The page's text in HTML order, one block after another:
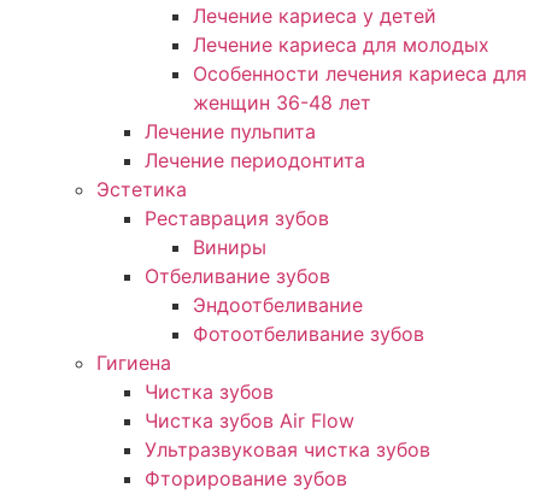
Лечение кариеса у детей
Лечение кариеса для молодых
Особенности лечения кариеса для
женщин 36-48 лет
Лечение пульпита
Лечение периодонтита
Эстетика
Реставрация зубов
Виниры
Отбеливание зубов
Эндоотбеливание
Фотоотбеливание зубов
Гигиена
Чистка зубов
Чистка зубов Air Flow
Ультразвуковая чистка зубов
Фторирование зубов